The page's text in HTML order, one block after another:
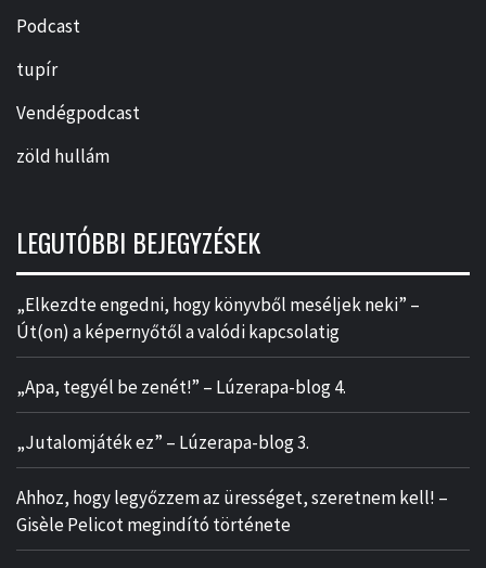
Podcast
tupír
Vendégpodcast
zöld hullám
LEGUTÓBBI BEJEGYZÉSEK
„Elkezdte engedni, hogy könyvből meséljek neki” –
Út(on) a képernyőtől a valódi kapcsolatig
„Apa, tegyél be zenét!” – Lúzerapa-blog 4.
„Jutalomjáték ez” – Lúzerapa-blog 3.
Ahhoz, hogy legyőzzem az ürességet, szeretnem kell! –
Gisèle Pelicot megindító története